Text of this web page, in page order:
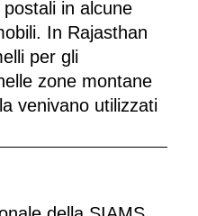
in alcune
In Rajasthan
per gli
zone montane
venivano utilizzati